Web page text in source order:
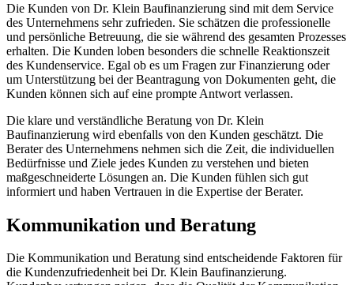
Die Kunden von Dr. Klein Baufinanzierung sind mit dem Service
des Unternehmens sehr zufrieden. Sie schätzen die professionelle
und persönliche Betreuung, die sie während des gesamten Prozesses
erhalten. Die Kunden loben besonders die schnelle Reaktionszeit
des Kundenservice. Egal ob es um Fragen zur Finanzierung oder
um Unterstützung bei der Beantragung von Dokumenten geht, die
Kunden können sich auf eine prompte Antwort verlassen.
Die klare und verständliche Beratung von Dr. Klein
Baufinanzierung wird ebenfalls von den Kunden geschätzt. Die
Berater des Unternehmens nehmen sich die Zeit, die individuellen
Bedürfnisse und Ziele jedes Kunden zu verstehen und bieten
maßgeschneiderte Lösungen an. Die Kunden fühlen sich gut
informiert und haben Vertrauen in die Expertise der Berater.
Kommunikation und Beratung
Die Kommunikation und Beratung sind entscheidende Faktoren für
die Kundenzufriedenheit bei Dr. Klein Baufinanzierung.